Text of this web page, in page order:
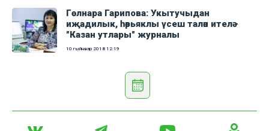
Гөлнара Гарипова: Укытучыдан
иҗадилык, һәрьяклы үсеш таләп ителә -
"Казан утлары" журналы
10 гыйнвар 2018 12:19